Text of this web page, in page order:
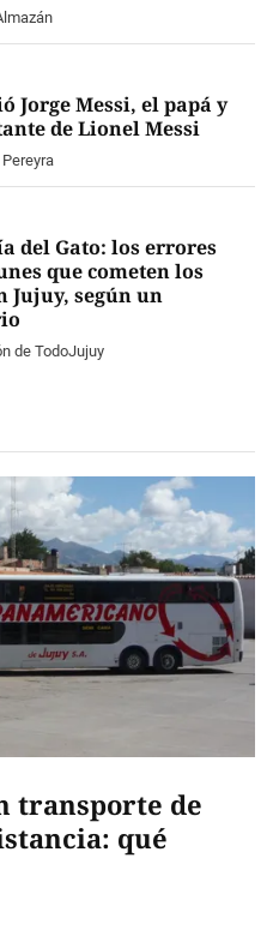
Jorge Messi, el papá y
de Lionel Messi
del Gato: los errores
que cometen los
Jujuy, según un
de TodoJujuy
transporte de
qué